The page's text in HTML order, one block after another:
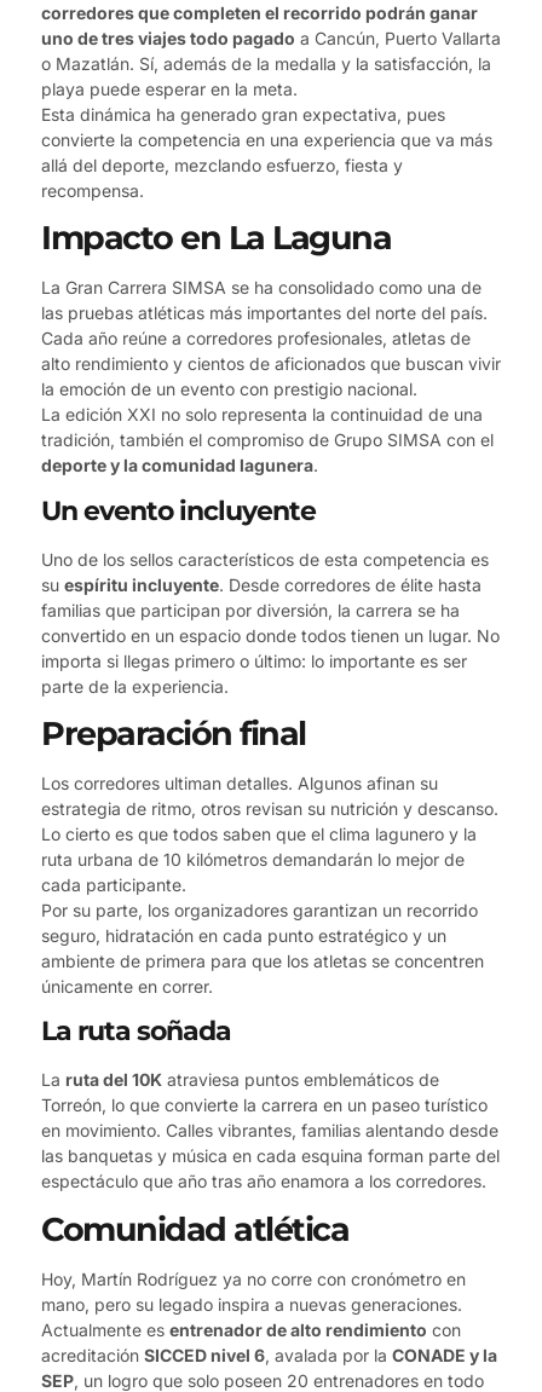
corredores que completen el recorrido podrán ganar
uno de tres viajes todo pagado a Cancún, Puerto Vallarta
o Mazatlán. Sí, además de la medalla y la satisfacción, la
playa puede esperar en la meta.
Esta dinámica ha generado gran expectativa, pues
convierte la competencia en una experiencia que va más
allá del deporte, mezclando esfuerzo, fiesta y
recompensa.
Impacto en La Laguna
La Gran Carrera SIMSA se ha consolidado como una de
las pruebas atléticas más importantes del norte del país.
Cada año reúne a corredores profesionales, atletas de
alto rendimiento y cientos de aficionados que buscan vivir
la emoción de un evento con prestigio nacional.
La edición XXI no solo representa la continuidad de una
tradición, también el compromiso de Grupo SIMSA con el
deporte y la comunidad lagunera.
Un evento incluyente
Uno de los sellos característicos de esta competencia es
su espíritu incluyente. Desde corredores de élite hasta
familias que participan por diversión, la carrera se ha
convertido en un espacio donde todos tienen un lugar. No
importa si llegas primero o último: lo importante es ser
parte de la experiencia.
Preparación final
Los corredores ultiman detalles. Algunos afinan su
estrategia de ritmo, otros revisan su nutrición y descanso.
Lo cierto es que todos saben que el clima lagunero y la
ruta urbana de 10 kilómetros demandarán lo mejor de
cada participante.
Por su parte, los organizadores garantizan un recorrido
seguro, hidratación en cada punto estratégico y un
ambiente de primera para que los atletas se concentren
únicamente en correr.
La ruta soñada
La ruta del 10K atraviesa puntos emblemáticos de
Torreón, lo que convierte la carrera en un paseo turístico
en movimiento. Calles vibrantes, familias alentando desde
las banquetas y música en cada esquina forman parte del
espectáculo que año tras año enamora a los corredores.
Comunidad atlética
Hoy, Martín Rodríguez ya no corre con cronómetro en
mano, pero su legado inspira a nuevas generaciones.
Actualmente es entrenador de alto rendimiento con
acreditación SICCED nivel 6, avalada por la CONADE y la
SEP, un logro que solo poseen 20 entrenadores en todo